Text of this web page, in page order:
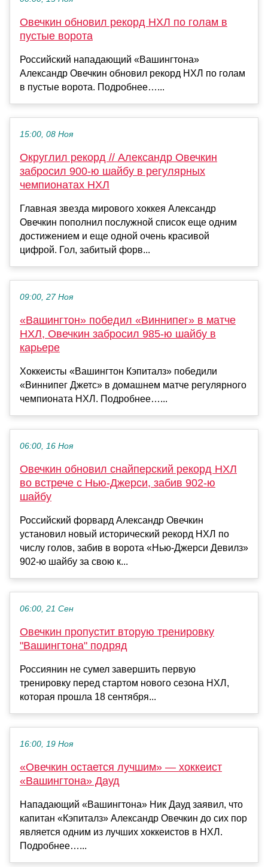
Овечкин обновил рекорд НХЛ по голам в
пустые ворота
Российский нападающий «Вашингтона»
Александр Овечкин обновил рекорд НХЛ по голам
в пустые ворота. Подробнее…...
15:00, 08 Ноя
Округлил рекорд // Александр Овечкин
забросил 900-ю шайбу в регулярных
чемпионатах НХЛ
Главная звезда мирового хоккея Александр
Овечкин пополнил послужной список еще одним
достижением и еще одной очень красивой
цифрой. Гол, забитый форв...
09:00, 27 Ноя
«Вашингтон» победил «Виннипег» в матче
НХЛ, Овечкин забросил 985‑ю шайбу в
карьере
Хоккеисты «Вашингтон Кэпиталз» победили
«Виннипег Джетс» в домашнем матче регулярного
чемпионата НХЛ. Подробнее…...
06:00, 16 Ноя
Овечкин обновил снайперский рекорд НХЛ
во встрече с Нью-Джерси, забив 902-ю
шайбу
Российский форвард Александр Овечкин
установил новый исторический рекорд НХЛ по
числу голов, забив в ворота «Нью-Джерси Девилз»
902-ю шайбу за свою к...
06:00, 21 Сен
Овечкин пропустит вторую тренировку
"Вашингтона" подряд
Россиянин не сумел завершить первую
тренировку перед стартом нового сезона НХЛ,
которая прошла 18 сентября...
16:00, 19 Ноя
«Овечкин остается лучшим» — хоккеист
«Вашингтона» Дауд
Нападающий «Вашингтона» Ник Дауд заявил, что
капитан «Кэпиталз» Александр Овечкин до сих пор
является одним из лучших хоккеистов в НХЛ.
Подробнее…...